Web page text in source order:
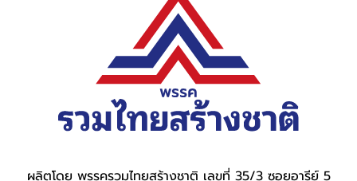
ผลิตโดย พรรครวมไทยสร้างชาติ เลขที่ 35/3 ซอยอารีย์ 5